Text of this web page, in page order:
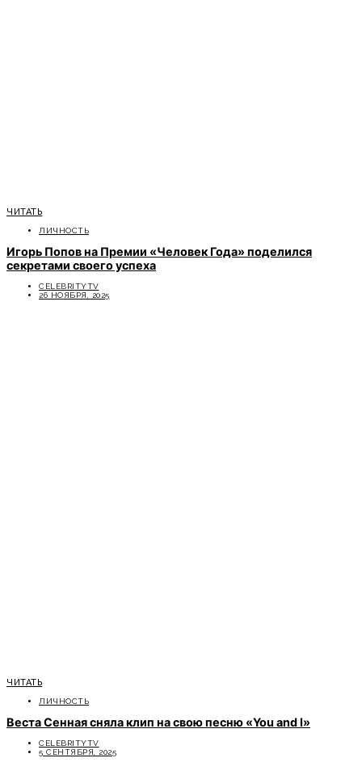
ЧИТАТЬ
ЛИЧНОСТЬ
Игорь Попов на Премии «Человек Года» поделился
секретами своего успеха
CELEBRITYTV
26 НОЯБРЯ, 2025
ЧИТАТЬ
ЛИЧНОСТЬ
Веста Сенная сняла клип на свою песню «You and I»
CELEBRITYTV
5 СЕНТЯБРЯ, 2025